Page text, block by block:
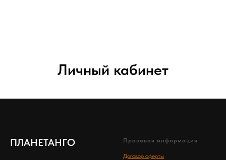
Личный кабинет
ПЛАНЕТАНГО Правовая информация
Договор оферты